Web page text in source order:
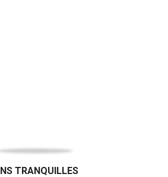
TRANQUILLES